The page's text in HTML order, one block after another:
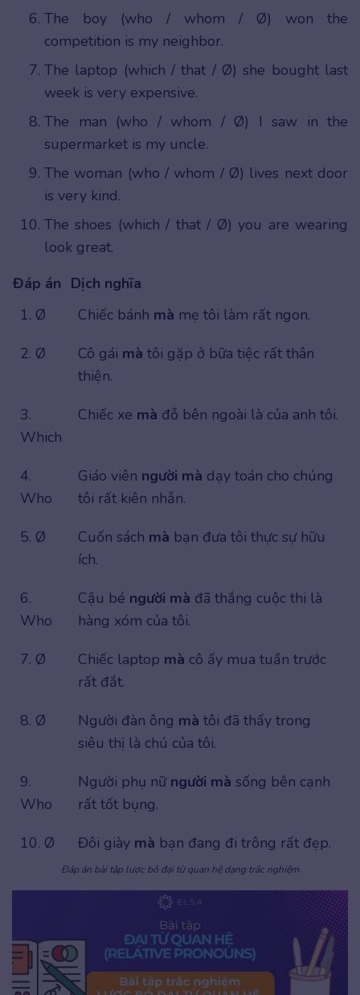
The boy (who / whom / Ø) won the
competition is my neighbor.
The laptop (which / that / Ø) she bought last
week is very expensive.
The man (who / whom / Ø) I saw in the
supermarket is my uncle.
The woman (who / whom / Ø) lives next door
is very kind.
The shoes (which / that / Ø) you are wearing
look great.
Đáp án Dịch nghĩa
1. Ø
Chiếc bánh mà mẹ tôi làm rất ngon.
2. Ø
Cô gái mà tôi gặp ở bữa tiệc rất thân
thiện.
3.
Which
Chiếc xe mà đỗ bên ngoài là của anh tôi.
4.
Who
Giáo viên người mà dạy toán cho chúng
tôi rất kiên nhẫn.
5. Ø
Cuốn sách mà bạn đưa tôi thực sự hữu
ích.
6.
Who
Cậu bé người mà đã thắng cuộc thi là
hàng xóm của tôi.
7. Ø
Chiếc laptop mà cô ấy mua tuần trước
rất đắt.
8. Ø
Người đàn ông mà tôi đã thấy trong
siêu thị là chú của tôi.
9.
Who
Người phụ nữ người mà sống bên cạnh
rất tốt bụng.
10. Ø
Đôi giày mà bạn đang đi trông rất đẹp.
Đáp án bài tập lược bỏ đại từ quan hệ dạng trắc nghiệm